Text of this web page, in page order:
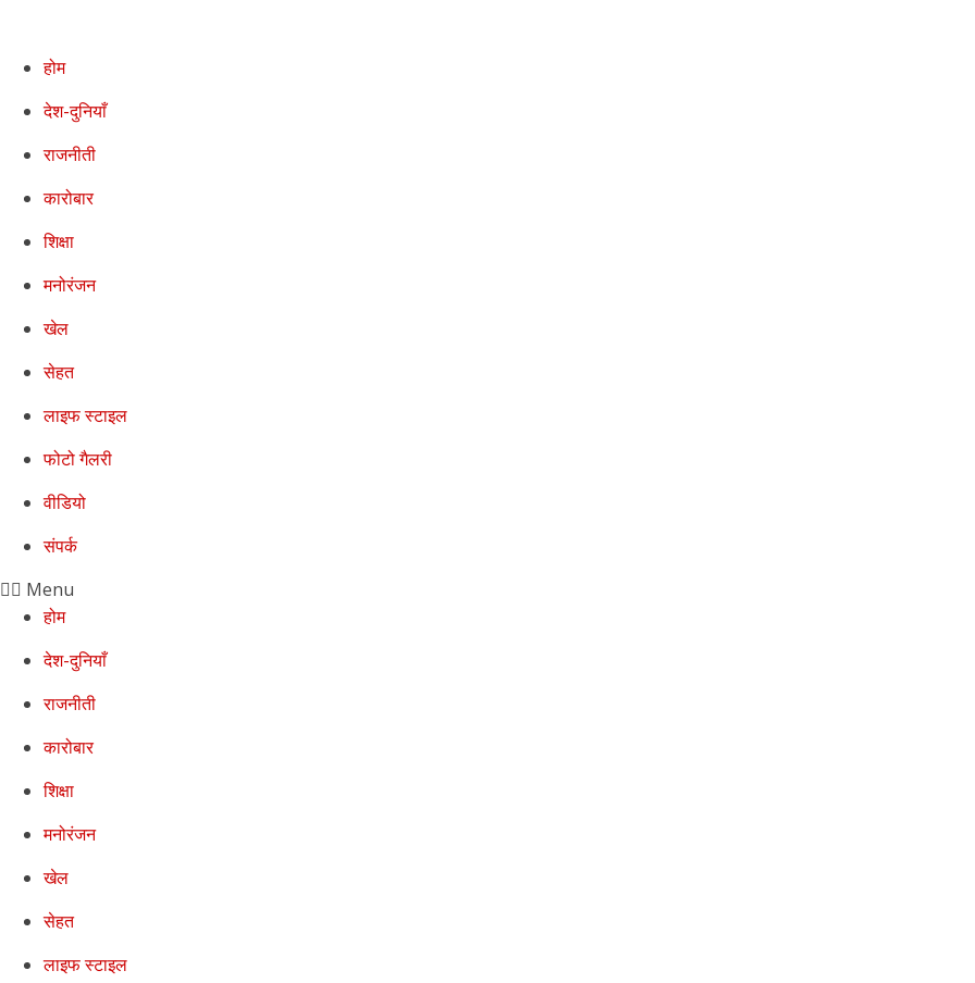
होम
देश-दुनियाँ
राजनीती
कारोबार
शिक्षा
मनोरंजन
खेल
सेहत
लाइफ स्टाइल
फोटो गैलरी
वीडियो
संपर्क
Menu
होम
देश-दुनियाँ
राजनीती
कारोबार
शिक्षा
मनोरंजन
खेल
सेहत
लाइफ स्टाइल